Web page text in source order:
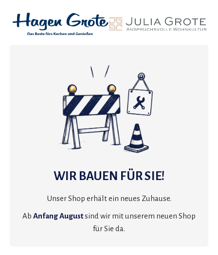
WIR BAUEN FÜR SIE!
Unser Shop erhält ein neues Zuhause.
Ab Anfang Augustsind wir mit unserem neuen Shop
für Sie da.